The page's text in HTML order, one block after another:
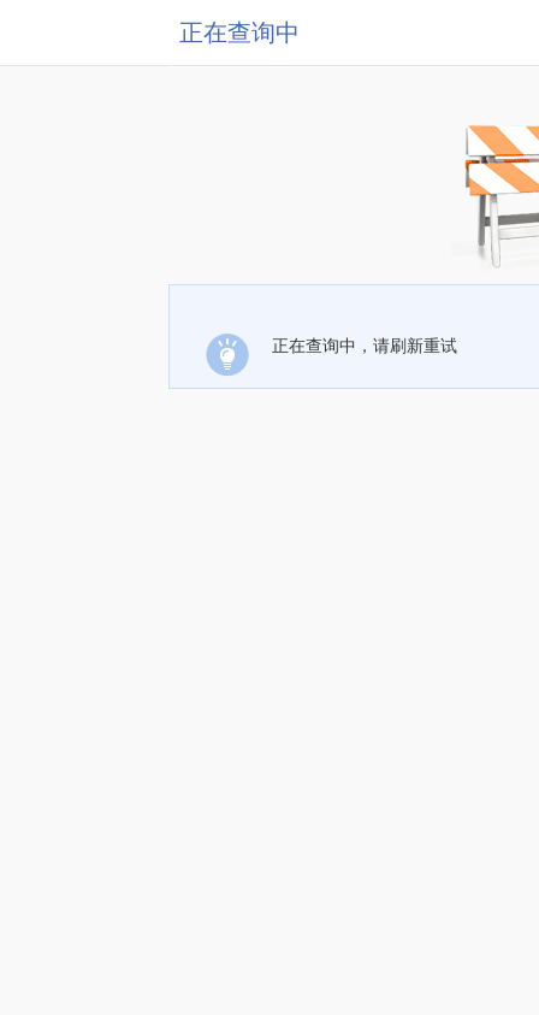
正在查询中
正在查询中，请刷新重试